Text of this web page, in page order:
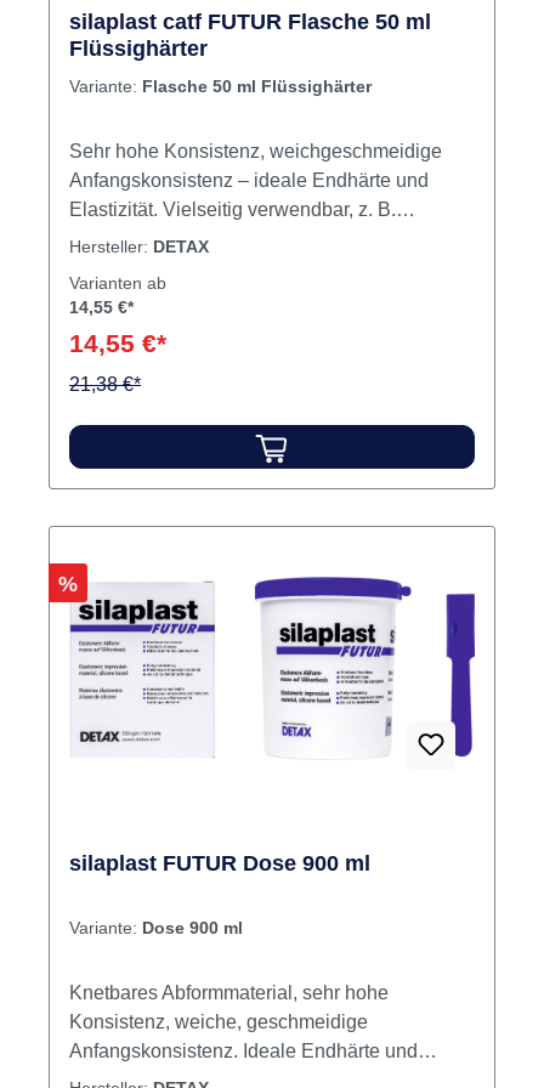
silaplast catf FUTUR Flasche 50 ml
Flüssighärter
Variante: Flasche 50 ml Flüssighärter
Sehr hohe Konsistenz, weichgeschmeidige
Anfangskonsistenz – ideale Endhärte und
Elastizität. Vielseitig verwendbar, z. B.
Vorabformmasse für Korrekturabformung von
Kupferringabformungen. Inhalt 50 ml
Hersteller: DETAX
Varianten ab
14,55 €*
14,55 €*
21,38 €*
Rabatt
%
silaplast FUTUR Dose 900 ml
Variante: Dose 900 ml
Knetbares Abformmaterial, sehr hohe
Konsistenz, weiche, geschmeidige
Anfangskonsistenz. Ideale Endhärte und
Elastizität. Vielseitig verwendbar, z. B.